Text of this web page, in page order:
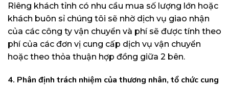
Riêng khách tỉnh có nhu cầu mua số lượng lớn hoặc
khách buôn sỉ chúng tôi sẽ nhờ dịch vụ giao nhận
của các công ty vận chuyển và phí sẽ được tính theo
phí của các đơn vị cung cấp dịch vụ vận chuyển
hoặc theo thỏa thuận hợp đồng giữa 2 bên.
4. Phân định trách nhiệm của thương nhân, tổ chức cung